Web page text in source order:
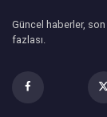
Güncel haberler,
fazlası.